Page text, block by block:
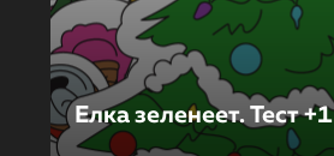
Елка зеленеет. Тест +1